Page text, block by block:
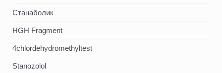
Станаболик
HGH Fragment
4chlordehydromethyltest
Stanozolol